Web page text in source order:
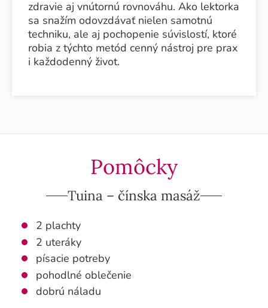
zdravie aj vnútornú rovnováhu. Ako lektorka
sa snažím odovzdávať nielen samotnú
techniku, ale aj pochopenie súvislostí, ktoré
robia z týchto metód cenný nástroj pre prax
i každodenný život.
Pomôcky
Tuina – čínska masáž
2 plachty
2 uteráky
písacie potreby
pohodlné oblečenie
dobrú náladu